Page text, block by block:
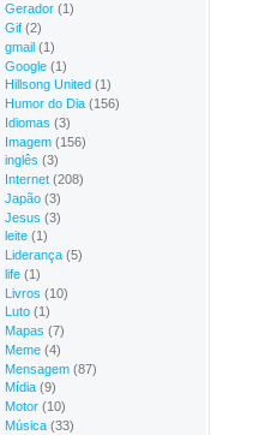
Gerador (1)
Gif (2)
gmail (1)
Google (1)
Hillsong United (1)
Humor do Dia (156)
Idiomas (3)
Imagem (156)
inglês (3)
Internet (208)
Japão (3)
Jesus (3)
leite (1)
Liderança (5)
life (1)
Livros (10)
Luto (1)
Mapas (7)
Meme (4)
Mensagem (87)
Mídia (9)
Motor (10)
Música (33)